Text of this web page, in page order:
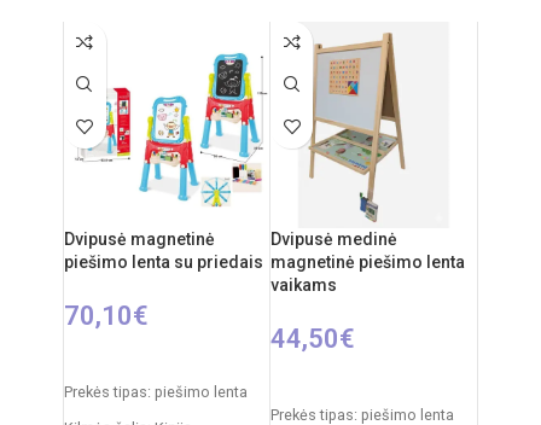
nuo 3 metų
Elementai: 3 x AA
(nepridedamos)
Dvipusė magnetinė
piešimo lenta su priedais
70,10€
Prekės tipas: piešimo lenta
Dvipusė medinė
magnetinė piešimo lenta
vaikams
44,50€
Prekės tipas: piešimo lenta